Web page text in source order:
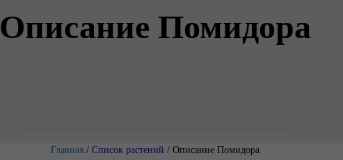
Описание Помидора
Главная / Список растений / Описание Помидора